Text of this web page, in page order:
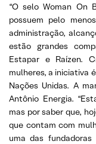
“O selo Woman On
possuem pelo
administração,
estão grandes
Estapar e Raízen.
mulheres, a iniciativa
Nações Unidas. A
Antônio Energia.
mas por saber que,
que contam com
uma das